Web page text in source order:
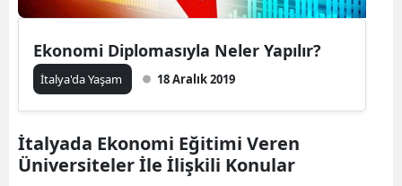
Ekonomi Diplomasıyla Neler Yapılır?
İtalya'da Yaşam 18 Aralık 2019
İtalyada Ekonomi Eğitimi Veren
Üniversiteler İle İlişkili Konular